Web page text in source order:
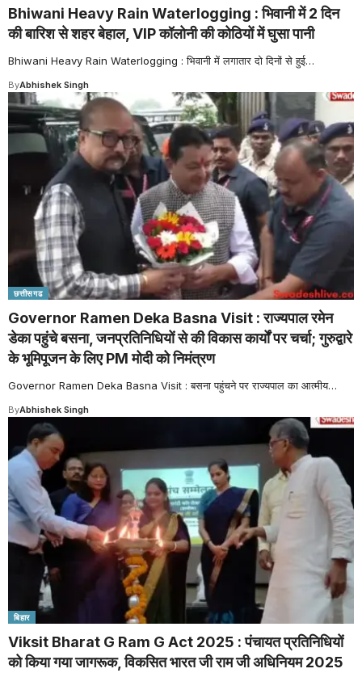
Bhiwani Heavy Rain Waterlogging : भिवानी में 2 दिन
की बारिश से शहर बेहाल, VIP कॉलोनी की कोठियों में घुसा पानी
Bhiwani Heavy Rain Waterlogging : भिवानी में लगातार दो दिनों से हुई…
ByAbhishek Singh
छत्तीसगढ
Governor Ramen Deka Basna Visit : राज्यपाल रमेन
डेका पहुंचे बसना, जनप्रतिनिधियों से की विकास कार्यों पर चर्चा; गुरुद्वारे
के भूमिपूजन के लिए PM मोदी को निमंत्रण
Governor Ramen Deka Basna Visit : बसना पहुंचने पर राज्यपाल का आत्मीय…
ByAbhishek Singh
बिहार
Viksit Bharat G Ram G Act 2025 : पंचायत प्रतिनिधियों
को किया गया जागरूक, विकसित भारत जी राम जी अधिनियम 2025